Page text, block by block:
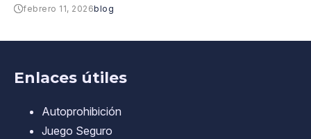
febrero 11, 2026blog
Enlaces útiles
Autoprohibición
Juego Seguro